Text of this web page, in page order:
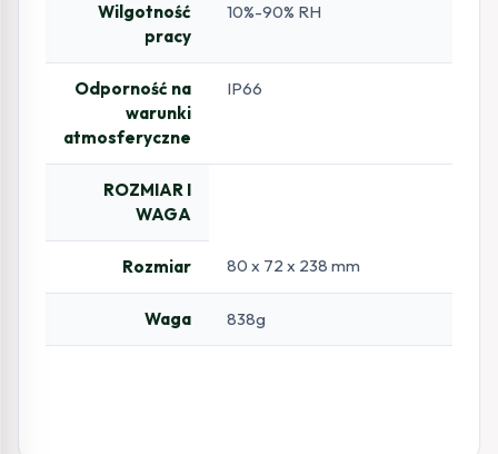
Wilgotność
pracy
10%-90% RH
Odporność na
warunki
atmosferyczne
IP66
ROZMIAR I
WAGA
Rozmiar 80 x 72 x 238 mm
Waga 838g